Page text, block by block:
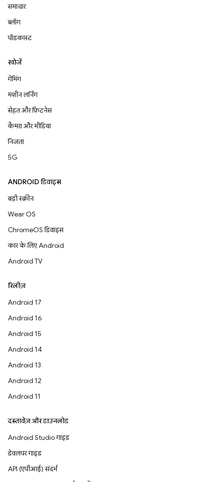
समाचार
ब्लॉग
पॉडकास्ट
खोजें
गेमिंग
मशीन लर्निंग
सेहत और फ़िटनेस
कैमरा और मीडिया
निजता
5G
ANDROID डिवाइस
बड़ी स्क्रीन
Wear OS
ChromeOS डिवाइस
कार के लिए Android
Android TV
रिलीज़
Android 17
Android 16
Android 15
Android 14
Android 13
Android 12
Android 11
दस्तावेज़ और डाउनलोड
Android Studio गाइड
डेवलपर गाइड
API (एपीआई) संदर्भ